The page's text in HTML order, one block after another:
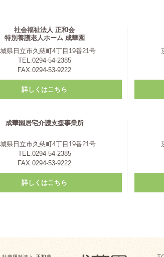
社会福祉法人 正和会
特別養護老人ホーム 成華園
県日立市久慈町4丁目19番21号
TEL.0294-54-2385
FAX.0294-53-9222
詳しくはこちら
成華園居宅介護支援事業所
県日立市久慈町4丁目19番21号
TEL.0294-54-2385
FAX.0294-53-9222
詳しくはこちら